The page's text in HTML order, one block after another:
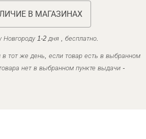
В МАГАЗИНАХ
1-2 дня , бесплатно.
тот же день, если товар есть в выбранном
нет в выбранном пункте выдачи -